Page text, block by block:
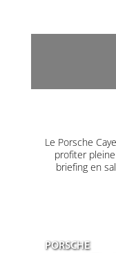
Le Porsche
profiter
briefing en
PORSCHE